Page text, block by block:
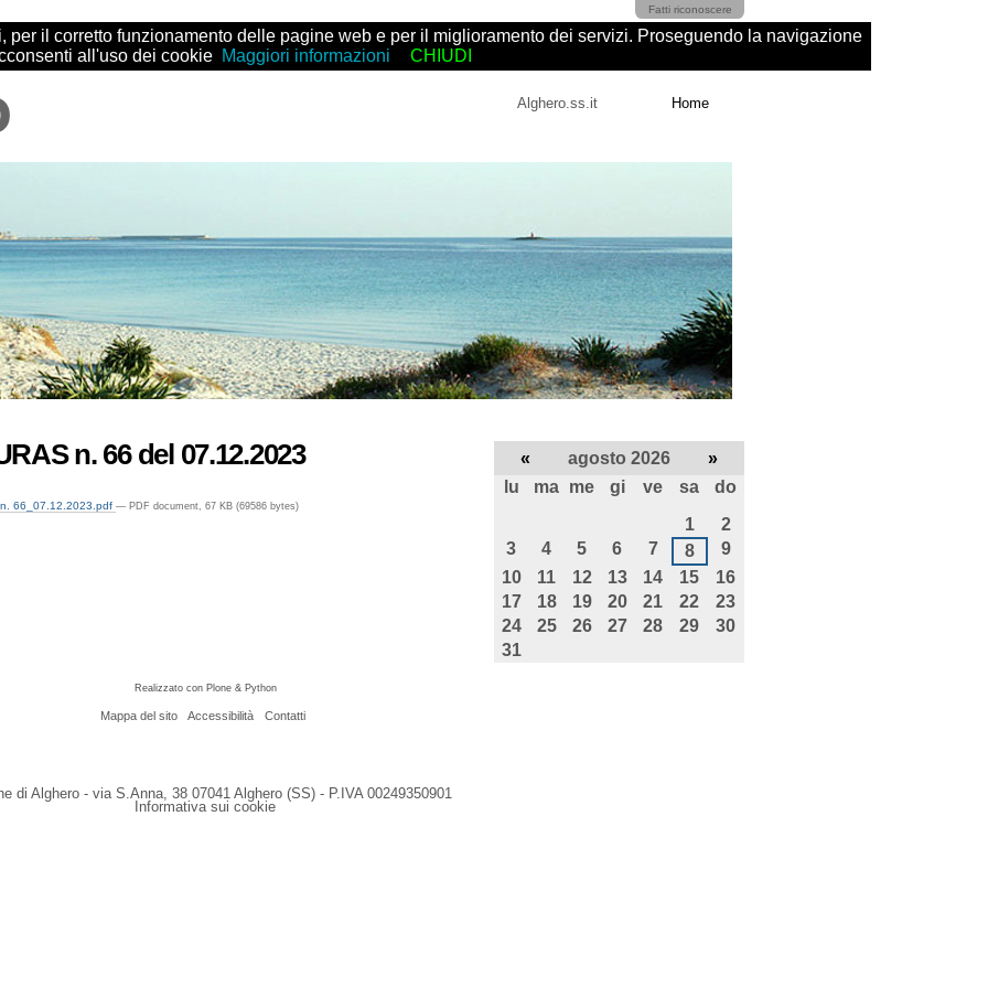
Fatti riconoscere
Alghero.ss.it Home
n. 66 del 07.12.2023
66_07.12.2023.pdf — PDF document, 67 KB (69586 bytes)
« agosto 2026 »
lu ma me gi ve sa
do
1
2
3
4 5 6 7 8
9
10
11 12 13 14 15
16
17
18 19 20 21 22
23
24
25 26 27 28 29
30
31
Realizzato con Plone & Python
Mappa del sito Accessibilità Contatti
di Alghero - via S.Anna, 38 07041 Alghero (SS) - P.IVA 00249350901
Informativa sui cookie
il corretto funzionamento delle pagine web e per il miglioramento dei servizi. Proseguendo la navigazione
all'uso dei cookie
Maggiori informazioni CHIUDI